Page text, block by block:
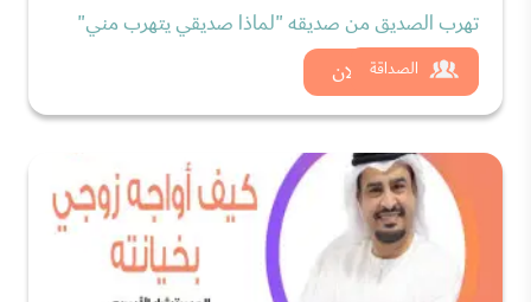
الصداقة
تهرب الصديق من صديقه "لماذا صديقي يتهرب مني"
شاهد الان